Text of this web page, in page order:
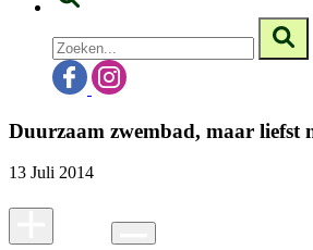
Duurzaam zwembad, maar liefst
13 Juli 2014